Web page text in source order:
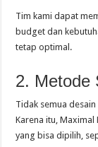
Tim kami dapat
budget dan
tetap optimal.
2. Metode
Tidak semua
Karena itu,
yang bisa dipilih,